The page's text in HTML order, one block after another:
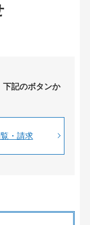
記のボタンか
・請求